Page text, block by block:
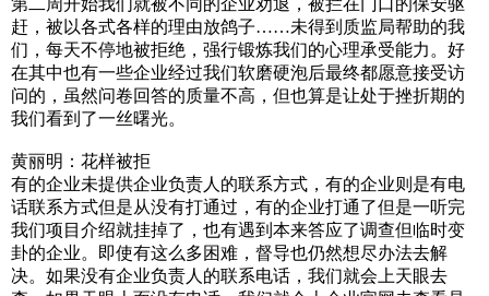
赶，被以各式各样的理由放鸽子……未得到质监局帮助的我
们，每天不停地被拒绝，强行锻炼我们的心理承受能力。好
在其中也有一些企业经过我们软磨硬泡后最终都愿意接受访
问的，虽然问卷回答的质量不高，但也算是让处于挫折期的
我们看到了一丝曙光。
黄丽明：花样被拒
有的企业未提供企业负责人的联系方式，有的企业则是有电
话联系方式但是从没有打通过，有的企业打通了但是一听完
我们项目介绍就挂掉了，也有遇到本来答应了调查但临时变
卦的企业。即使有这么多困难，督导也仍然想尽办法去解
决。如果没有企业负责人的联系电话，我们就会上天眼去